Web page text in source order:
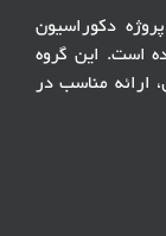
دکوراسیون
است. این گروه
مناسب در